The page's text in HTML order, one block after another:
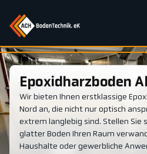
Epoxidharzboden
Wir bieten Ihnen erstklassige
Nord an, die nicht nur optisch
extrem langlebig sind. Stellen Sie
glatter Boden Ihren Raum
Haushalte oder gewerbliche